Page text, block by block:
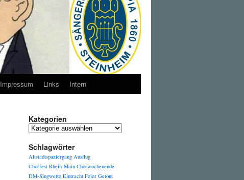
Impressum Links Intern
Kategorien
Kategorien
Schlagwörter
Altstadtspaziergang Ausflug
Chorfest Rhein-Main Chorwochenende
DM-Singwette Eintracht Feier Getönt